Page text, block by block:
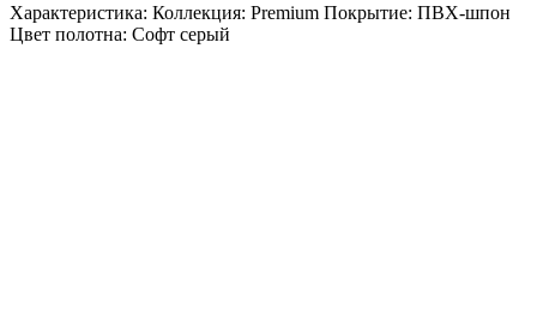
Характеристика: Коллекция: Premium Покрытие: ПВХ-шпон
Цвет полотна: Софт серый